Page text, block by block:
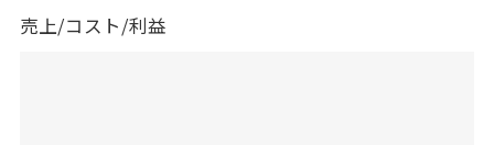
売上/コスト/利益